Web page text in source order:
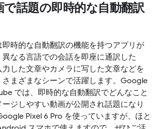
で話題の即時的な自動翻訳
時的な自動翻訳の機能を持つアプリが
なる言語での会話を即座に通訳した
力した文章やカメラに写した文章などを
さまざまなシーンで活躍します。Google
では、即時的な自動翻訳でどんなこと
ジしやすい動画が公開され話題になり
Pixel 6 Pro を使っていますが、ほと